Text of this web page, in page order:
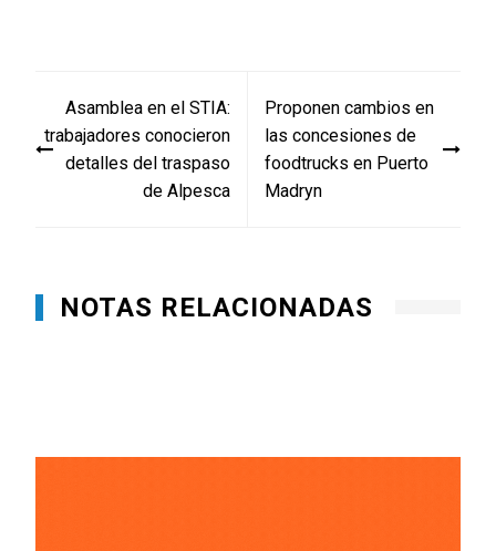
de
entradas
Asamblea en el STIA:
trabajadores conocieron
detalles del traspaso
de Alpesca
Proponen cambios en
las concesiones de
foodtrucks en Puerto
Madryn
NOTAS RELACIONADAS